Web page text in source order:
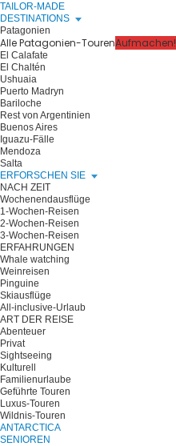
TAILOR-MADE
DESTINATIONS
Patagonien
Alle Patagonien-TourenAufmachen!
El Calafate
El Chaltén
Ushuaia
Puerto Madryn
Bariloche
Rest von Argentinien
Buenos Aires
Iguazu-Fälle
Mendoza
Salta
ERFORSCHEN SIE
NACH ZEIT
Wochenendausflüge
1-Wochen-Reisen
2-Wochen-Reisen
3-Wochen-Reisen
ERFAHRUNGEN
Whale watching
Weinreisen
Pinguine
Skiausflüge
All-inclusive-Urlaub
ART DER REISE
Abenteuer
Privat
Sightseeing
Kulturell
Familienurlaube
Geführte Touren
Luxus-Touren
Wildnis-Touren
ANTARCTICA
SENIOREN